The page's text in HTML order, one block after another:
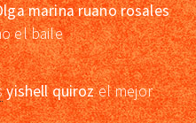
marina ruano rosales
el baile
yishell quirozel mejor